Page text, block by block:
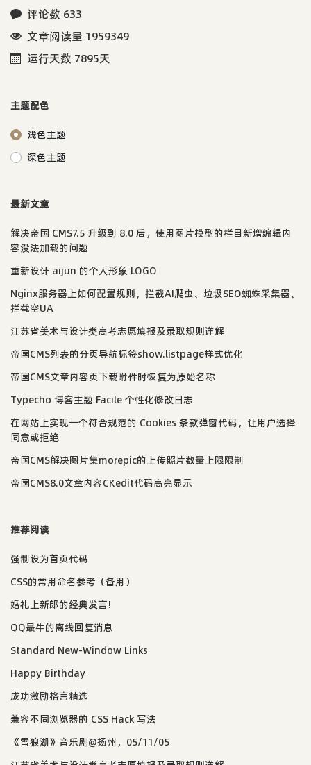
评论数 633
文章阅读量 1959349
运行天数 7895天
主题配色
浅色主题
深色主题
最新文章
解决帝国 CMS7.5 升级到 8.0 后，使用图片模型的栏目新增编辑内
容没法加载的问题
重新设计 aijun 的个人形象 LOGO
Nginx服务器上如何配置规则，拦截AI爬虫、垃圾SEO蜘蛛采集器、
拦截空UA
江苏省美术与设计类高考志愿填报及录取规则详解
帝国CMS列表的分页导航标签show.listpage样式优化
帝国CMS文章内容页下载附件时恢复为原始名称
Typecho 博客主题 Facile 个性化修改日志
在网站上实现一个符合规范的 Cookies 条款弹窗代码，让用户选择
同意或拒绝
帝国CMS解决图片集morepic的上传照片数量上限限制
帝国CMS8.0文章内容CKedit代码高亮显示
推荐阅读
强制设为首页代码
CSS的常用命名参考（备用）
婚礼上新郎的经典发言!
QQ最牛的离线回复消息
Standard New-Window Links
Happy Birthday
成功激励格言精选
兼容不同浏览器的 CSS Hack 写法
《雪狼湖》音乐剧@扬州，05/11/05